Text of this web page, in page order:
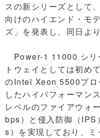
スの新シリーズとして
向けのハイエンド・モ
ズ」を発表し、同日よ
Power-1 11000 シリ
トウェイとしては初め
のIntel Xeon 5500プロ
したハイパフォーマン
レベルのファイアウォ
bps）と侵入防御（IPS
s）を実現しており、